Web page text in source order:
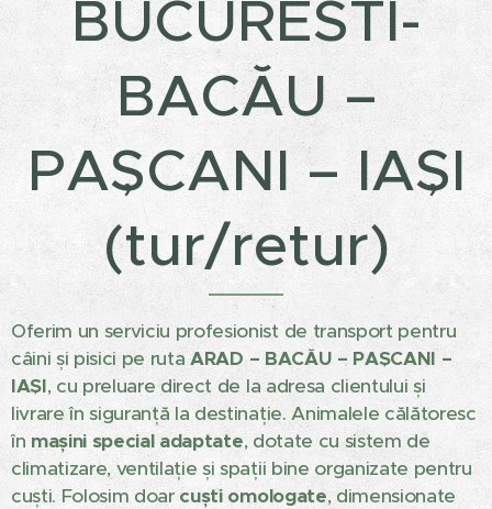
BUCURESTI-
BACĂU –
PAȘCANI – IAȘI
(tur/retur)
Oferim un serviciu profesionist de transport pentru
câini și pisici pe rutaARAD – BACĂU – PAȘCANI –
IAȘI, cu preluare direct de la adresa clientului și
livrare în siguranță la destinație. Animalele călătoresc
în mașini special adaptate, dotate cu sistem de
climatizare, ventilație și spații bine organizate pentru
cuști. Folosim doar cuști omologate, dimensionate